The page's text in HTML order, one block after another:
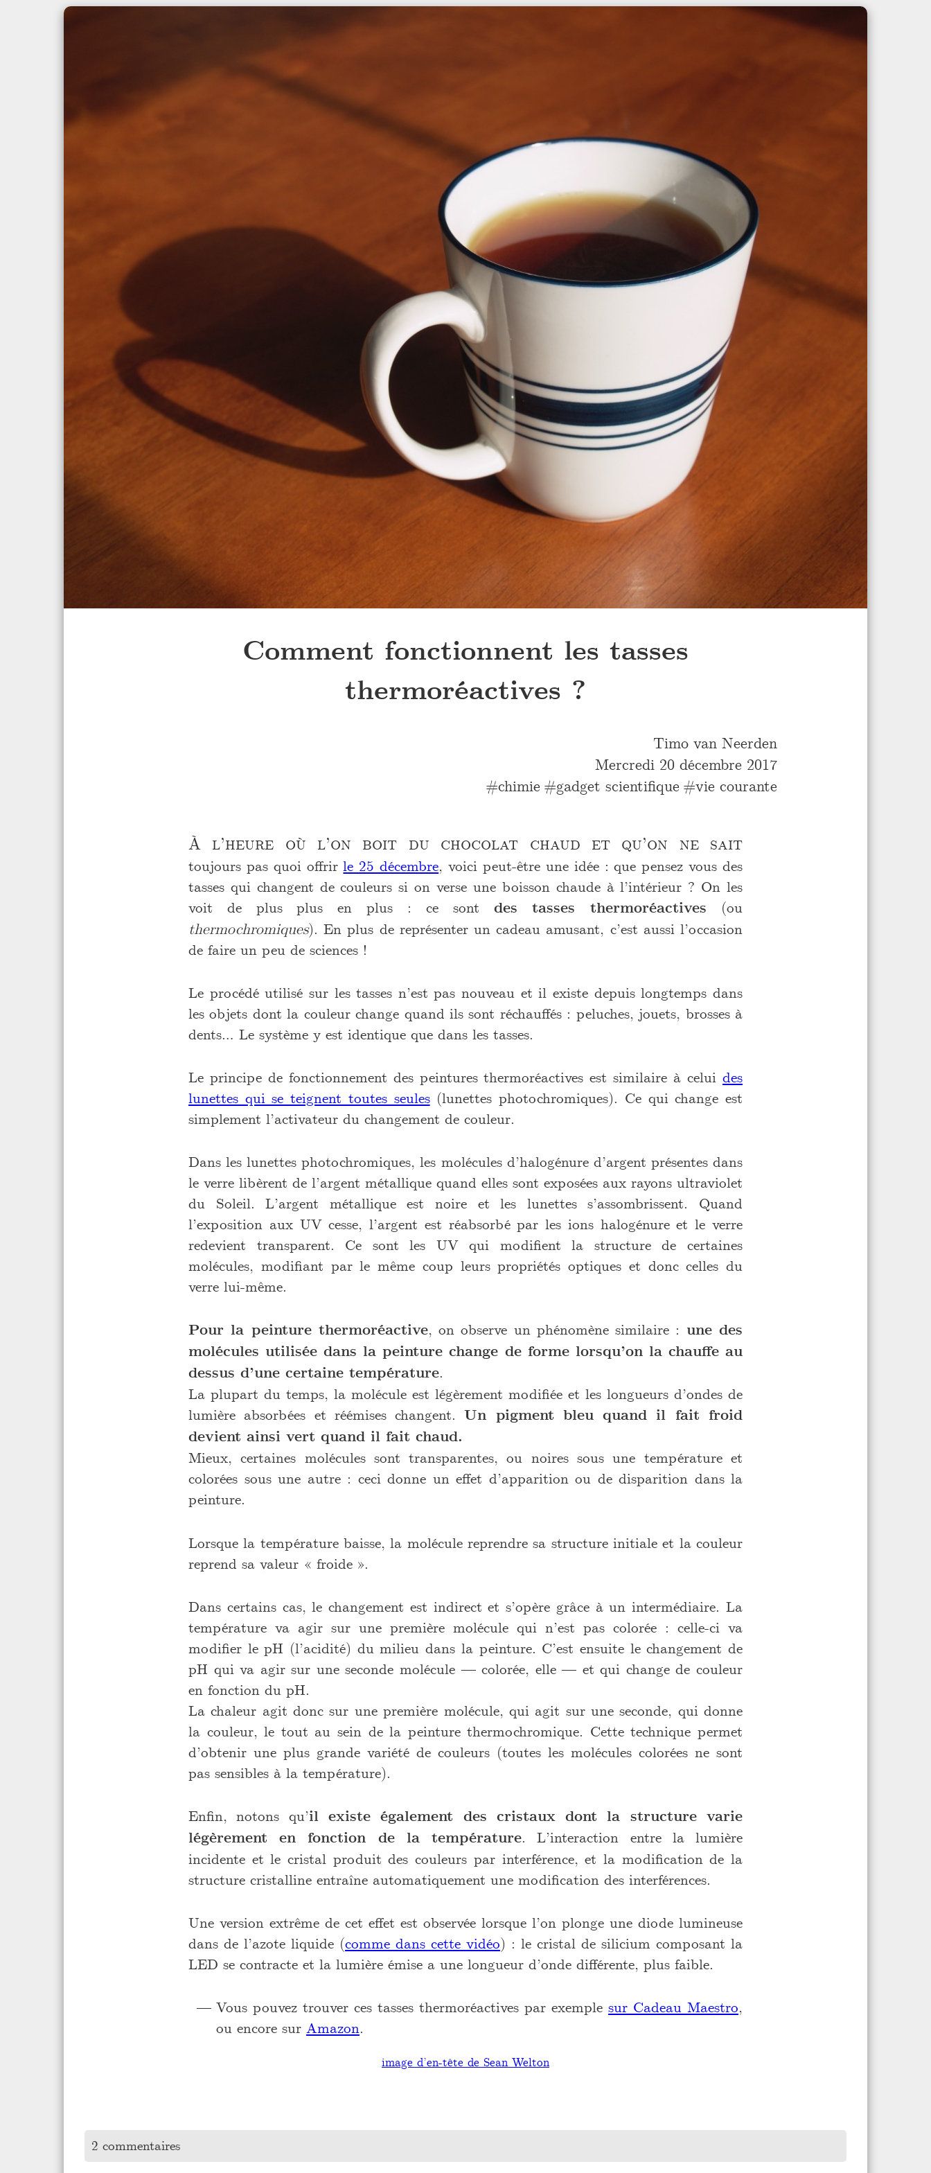
Comment fonctionnent les tasses
thermoréactives ?
Timo van Neerden
Mercredi 20 décembre 2017
chimie
gadget scientifique vie courante
À l’heure où l’on boit du chocolat chaud et qu’on ne sait
toujours pas quoi offrirle 25 décembre, voici peut-être une idée : que pensez vous des
tasses qui changent de couleurs si on verse une boisson chaude à l’intérieur ? On les
voit de plus plus en plus : ce sont des tasses thermoréactives (ou
thermochromiques). En plus de représenter un cadeau amusant, c’est aussi l’occasion
de faire un peu de sciences !
Le procédé utilisé sur les tasses n’est pas nouveau et il existe depuis longtemps dans
les objets dont la couleur change quand ils sont réchauffés : peluches, jouets, brosses à
dents… Le système y est identique que dans les tasses.
Le principe de fonctionnement des peintures thermoréactives est similaire à celui des
lunettes qui se teignent toutes seules(lunettes photochromiques). Ce qui change est
simplement l’activateur du changement de couleur.
Dans les lunettes photochromiques, les molécules d’halogénure d’argent présentes dans
le verre libèrent de l’argent métallique quand elles sont exposées aux rayons ultraviolet
du Soleil. L’argent métallique est noire et les lunettes s’assombrissent. Quand
l’exposition aux UV cesse, l’argent est réabsorbé par les ions halogénure et le verre
redevient transparent. Ce sont les UV qui modifient la structure de certaines
molécules, modifiant par le même coup leurs propriétés optiques et donc celles du
verre lui-même.
Pour la peinture thermoréactive, on observe un phénomène similaire : une des
molécules utilisée dans la peinture change de forme lorsqu’on la chauffe au
dessus d’une certaine température.
La plupart du temps, la molécule est légèrement modifiée et les longueurs d’ondes de
lumière absorbées et réémises changent.Un pigment bleu quand il fait froid
devient ainsi vert quand il fait chaud.
Mieux, certaines molécules sont transparentes, ou noires sous une température et
colorées sous une autre : ceci donne un effet d’apparition ou de disparition dans la
peinture.
Lorsque la température baisse, la molécule reprendre sa structure initiale et la couleur
reprend sa valeur « froide ».
Dans certains cas, le changement est indirect et s’opère grâce à un intermédiaire. La
température va agir sur une première molécule qui n’est pas colorée : celle-ci va
modifier le pH (l’acidité) du milieu dans la peinture. C’est ensuite le changement de
pH qui va agir sur une seconde molécule — colorée, elle — et qui change de couleur
en fonction du pH.
La chaleur agit donc sur une première molécule, qui agit sur une seconde, qui donne
la couleur, le tout au sein de la peinture thermochromique. Cette technique permet
d’obtenir une plus grande variété de couleurs (toutes les molécules colorées ne sont
pas sensibles à la température).
Enfin, notons qu’il existe également des cristaux dont la structure varie
légèrement en fonction de la température. L’interaction entre la lumière
incidente et le cristal produit des couleurs par interférence, et la modification de la
structure cristalline entraîne automatiquement une modification des interférences.
Une version extrême de cet effet est observée lorsque l’on plonge une diode lumineuse
dans de l’azote liquide (comme dans cette vidéo) : le cristal de silicium composant la
LED se contracte et la lumière émise a une longueur d’onde différente, plus faible.
Vous pouvez trouver ces tasses thermoréactives par exemple sur Cadeau Maestro,
ou encore sur Amazon.
image d’en-tête de Sean Welton
2 commentaires